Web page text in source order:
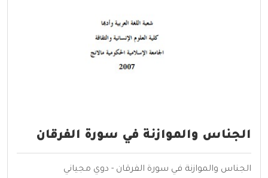
الجناس والموازنة في سورة الفرقان
الجناس والموازنة في سورة الفرقان - دوي مجياني